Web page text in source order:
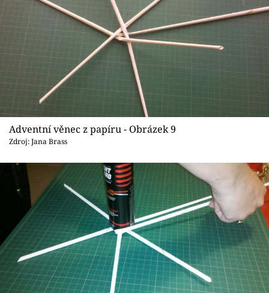
Adventní věnec z papíru - Obrázek 9
Zdroj: Jana Brass